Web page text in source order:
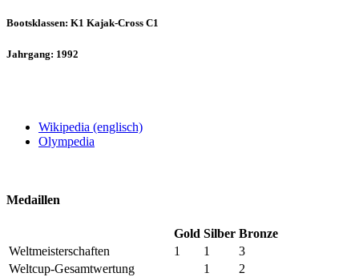
Bootsklassen: K1 Kajak-Cross C1
Jahrgang: 1992
Wikipedia (englisch)
Olympedia
Medaillen
Gold Silber Bronze
Weltmeisterschaften
1 1
3
Weltcup-Gesamtwertung
1
2